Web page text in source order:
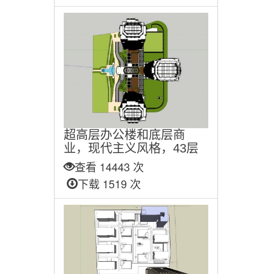
超高层办公楼和底层商
业，现代主义风格，43层
查看 14443 次
下载 1519 次